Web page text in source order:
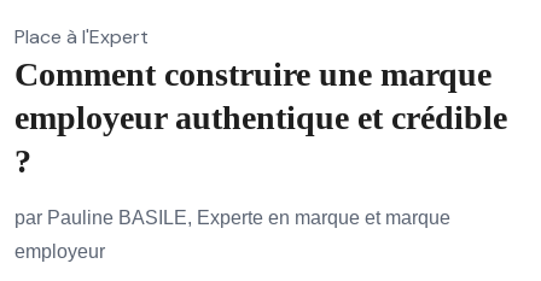
Place à l'Expert
Comment construire une marque
employeur authentique et crédible
?
par Pauline BASILE, Experte en marque et marque
employeur